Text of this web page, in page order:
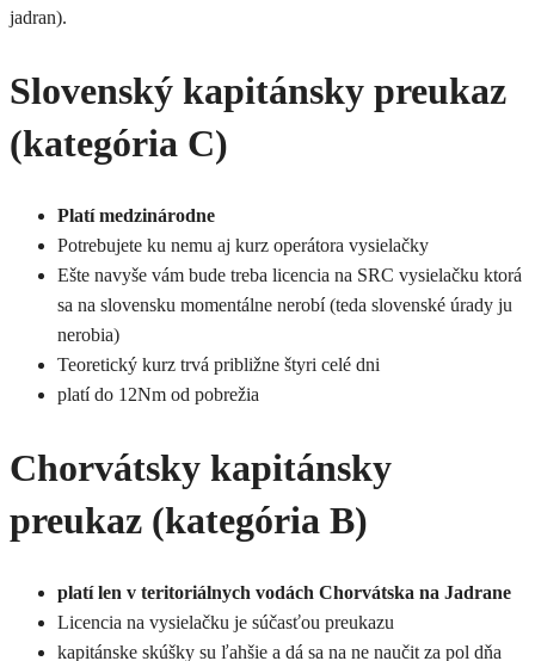
jadran).
Slovenský kapitánsky preukaz
(kategória C)
Platí medzinárodne
Potrebujete ku nemu aj kurz operátora vysielačky
Ešte navyše vám bude treba licencia na SRC vysielačku ktorá
sa na slovensku momentálne nerobí (teda slovenské úrady ju
nerobia)
Teoretický kurz trvá približne štyri celé dni
platí do 12Nm od pobrežia
Chorvátsky kapitánsky
preukaz (kategória B)
platí len v teritoriálnych vodách Chorvátska na Jadrane
Licencia na vysielačku je súčasťou preukazu
kapitánske skúšky su ľahšie a dá sa na ne naučit za pol dňa